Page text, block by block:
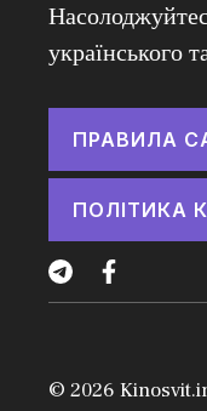
українського
ПРАВИЛА
ПОЛІТИКА
© 2026